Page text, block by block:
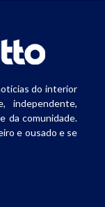
do interior
independente,
da comunidade.
e ousado e se